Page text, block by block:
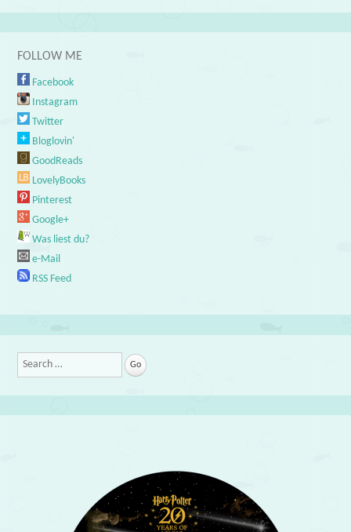
FOLLOW ME
Facebook
Instagram
Twitter
Bloglovin'
GoodReads
LovelyBooks
Pinterest
Google+
Was liest du?
e-Mail
RSS Feed
Search